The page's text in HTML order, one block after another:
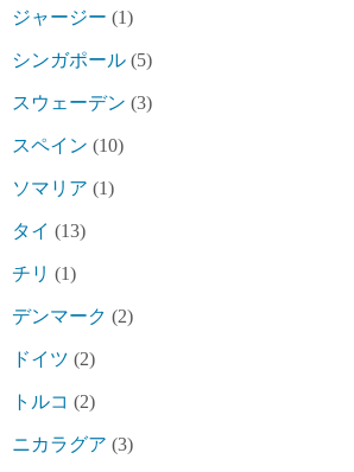
ジャージー (1)
シンガポール (5)
スウェーデン (3)
スペイン (10)
ソマリア (1)
タイ (13)
チリ (1)
デンマーク (2)
ドイツ (2)
トルコ (2)
ニカラグア (3)